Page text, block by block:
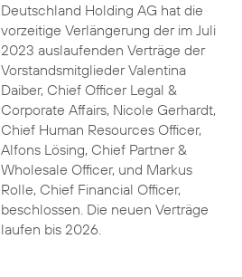
Deutschland Holding AG hat die
vorzeitige Verlängerung der im Juli
2023 auslaufenden Verträge der
Vorstandsmitglieder Valentina
Daiber, Chief Officer Legal &
Corporate Affairs, Nicole Gerhardt,
Chief Human Resources Officer,
Alfons Lösing, Chief Partner &
Wholesale Officer, und Markus
Rolle, Chief Financial Officer,
beschlossen. Die neuen Verträge
laufen bis 2026.